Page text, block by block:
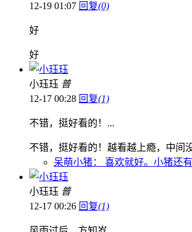
12-19 01:07 回复(0)
好
好
小珏珏 普
12-17 00:28 回复(1)
不错，挺好看的！...
不错，挺好看的！越看越上瘾，中
呆萌小猪：
喜欢就好。小猪还
小珏珏 普
12-17 00:26 回复(1)